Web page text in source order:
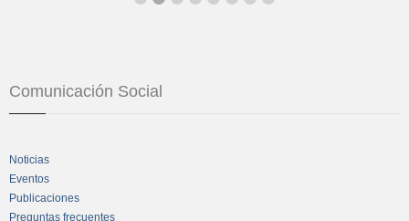
Comunicación Social
Noticias
Eventos
Publicaciones
Preguntas frecuentes